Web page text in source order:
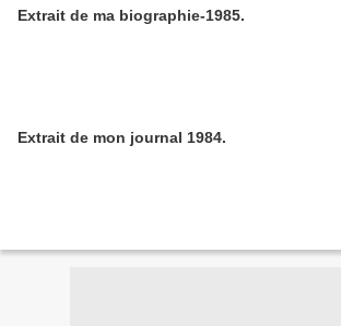
Extrait de ma biographie-1985.
Extrait de mon journal 1984.